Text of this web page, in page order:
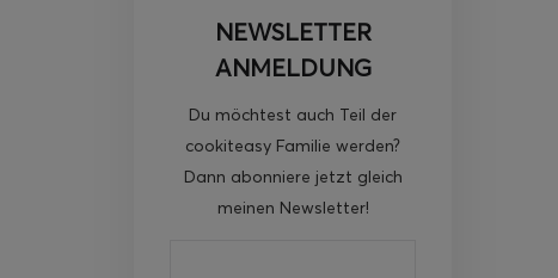
NEWSLETTER
ANMELDUNG
Du möchtest auch Teil der
cookiteasy Familie werden?
Dann abonniere jetzt gleich
meinen Newsletter!